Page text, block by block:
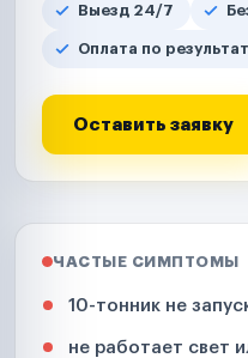
Выезд 24/7
Оплата по
Оставить заявку
ЧАСТЫЕ СИМПТОМЫ
10-тонник не
не работает свет